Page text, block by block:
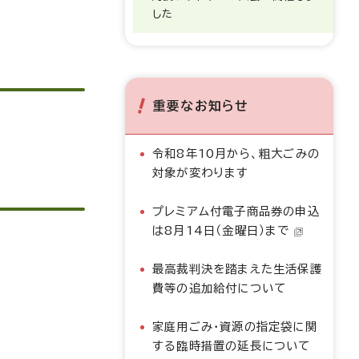
した
重要なお知らせ
令和8年10月から、粗大ごみの
対象が変わります
プレミアム付電子商品券の申込
は8月14日（金曜日）まで
最高裁判決を踏まえた生活保護
費等の追加給付について
家庭用ごみ・資源の指定袋に関
する臨時措置の延長について